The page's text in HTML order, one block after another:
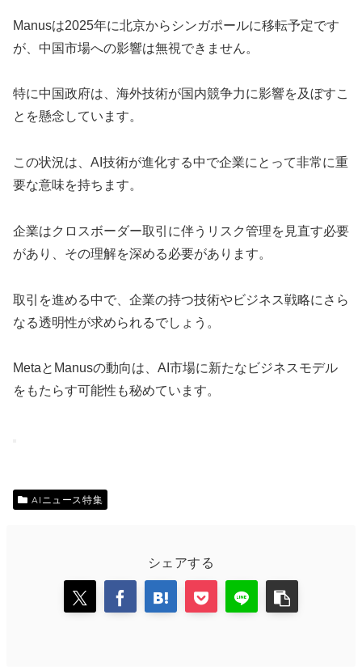
Manusは2025年に北京からシンガポールに移転予定です
が、中国市場への影響は無視できません。
特に中国政府は、海外技術が国内競争力に影響を及ぼすこ
とを懸念しています。
この状況は、AI技術が進化する中で企業にとって非常に重
要な意味を持ちます。
企業はクロスボーダー取引に伴うリスク管理を見直す必要
があり、その理解を深める必要があります。
取引を進める中で、企業の持つ技術やビジネス戦略にさら
なる透明性が求められるでしょう。
MetaとManusの動向は、AI市場に新たなビジネスモデル
をもたらす可能性も秘めています。
AIニュース特集
シェアする